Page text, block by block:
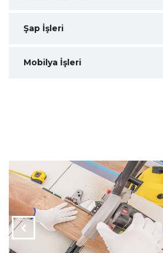
Şap İşleri
Mobilya İşleri